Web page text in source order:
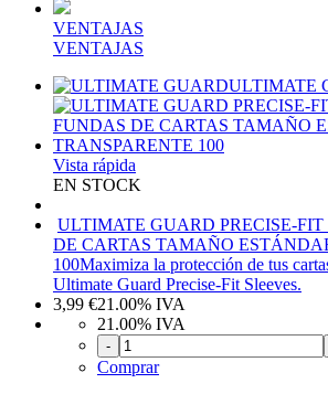
VENTAJAS
VENTAJAS
ULTIMATE
Vista rápida
EN STOCK
ULTIMATE GUARD PRECISE-
DE CARTAS TAMAÑO
100Maximiza la protección de tus
Ultimate Guard Precise-Fit Sleeves.
3,99 €21.00% IVA
21.00% IVA
-
Comprar